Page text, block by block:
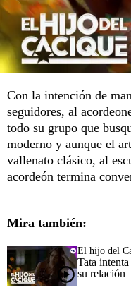
Con la intención de
seguidores, al
todo su grupo que
moderno y aunque el
vallenato clásico, al
acordeón termina
Mira también:
El hijo del
Tata
su relación